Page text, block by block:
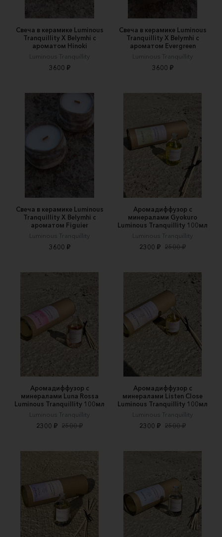
Свеча в керамике Luminous
Tranquillity X Belymhi с
ароматом Hinoki
Luminous Tranquillity
3600 ₽
Свеча в керамике Luminous
Tranquillity X Belymhi с
ароматом Evergreen
Luminous Tranquillity
3600 ₽
Свеча в керамике Luminous
Tranquillity X Belymhi с
ароматом Figuier
Luminous Tranquillity
3600 ₽
Аромадиффузор с
минералами Gyokuro
Luminous Tranquillity 100мл
Luminous Tranquillity
2300 ₽ 2500 ₽
Аромадиффузор с
минералами Luna Rossa
Luminous Tranquillity 100мл
Luminous Tranquillity
2300 ₽ 2500 ₽
Аромадиффузор с
минералами Listen Close
Luminous Tranquillity 100мл
Luminous Tranquillity
2300 ₽ 2500 ₽